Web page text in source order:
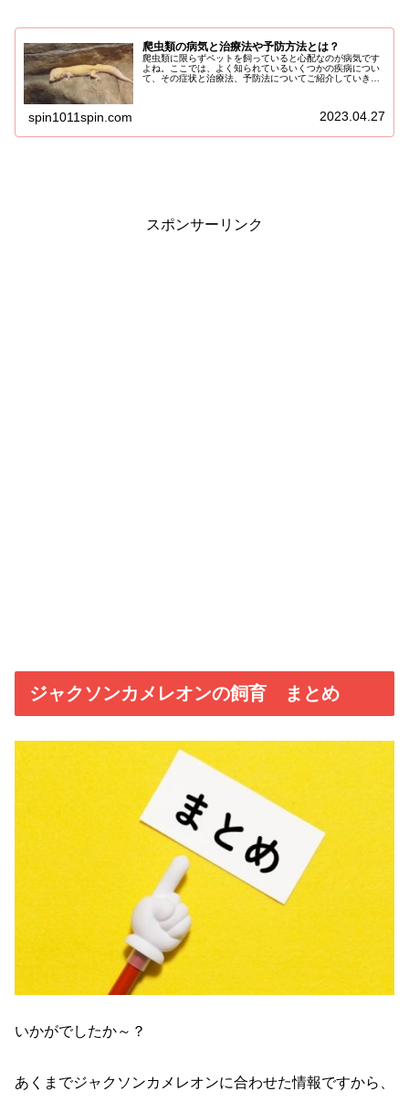
爬虫類の病気と治療法や予防方法とは？
爬虫類に限らずペットを飼っていると心配なのが病気です
よね。ここでは、よく知られているいくつかの疾病につい
て、その症状と治療法、予防法についてご紹介していきま
spin1011spin.com 2023.04.27
スポンサーリンク
ジャクソンカメレオンの飼育 まとめ
いかがでしたか～？
あくまでジャクソンカメレオンに合わせた情報ですから、